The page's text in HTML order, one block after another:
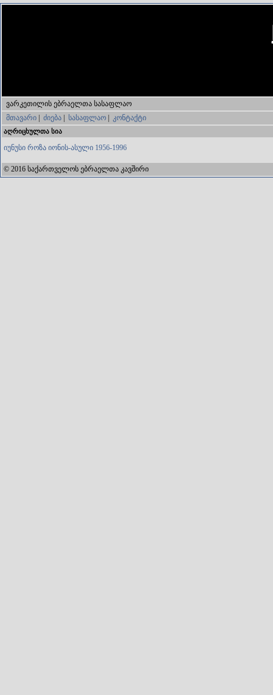
ვარკეთილის ებრაელთა სასაფლაო
მთავარი
ძიება სასაფლაო კონტაქტი
აღრიცხულთა სია
იუნუსი როზა იონის-ასული 1956-1996
© 2016 საქართველოს ებრაელთა კავშირი